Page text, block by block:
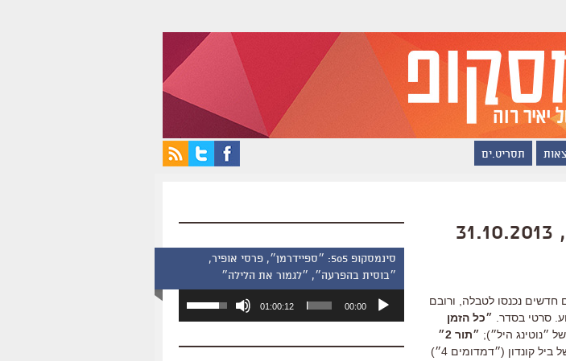
תסריט.ים
לכם בחסות הספרה 3. שלושה סרטים חדשים נכנסו לטבלה, ורובם
״כל הזמן
״נוטינג היל״); ״תור 2״
הוא סרטו של ביל קונדון (״דמדומים 4״)
סינמסקופ 505: ״ספיידרמן״, פרסי אופיר,
״בוסית בהפרעה״, ״לגמור את הלילה״
אודיו
00:00
01:00:12
השתמש
כדי